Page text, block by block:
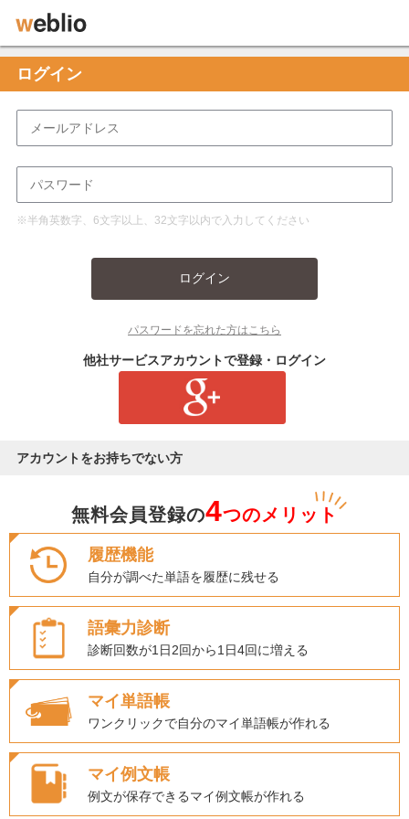
ログイン
※半角英数字、6文字以上、32文字以内で入力してください
ログイン
パスワードを忘れた方はこちら
他社サービスアカウントで登録・ログイン
アカウントをお持ちでない方
無料会員登録の4つのメリット
履歴機能
自分が調べた単語を履歴に残せる
語彙力診断
診断回数が1日2回から1日4回に増える
マイ単語帳
ワンクリックで自分のマイ単語帳が作れる
マイ例文帳
例文が保存できるマイ例文帳が作れる